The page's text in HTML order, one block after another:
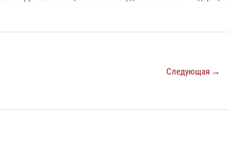
Следующая →